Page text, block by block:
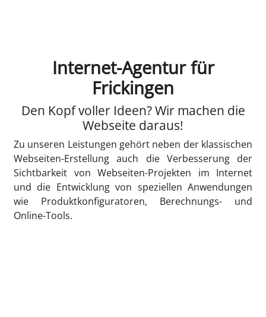
Internet-Agentur für
Frickingen
Den Kopf voller Ideen? Wir machen die
Webseite daraus!
Zu unseren Leistungen gehört neben der klassischen
Webseiten-Erstellung auch die Verbesserung der
Sichtbarkeit von Webseiten-Projekten im Internet
und die Entwicklung von speziellen Anwendungen
wie Produktkonfiguratoren, Berechnungs- und
Online-Tools.